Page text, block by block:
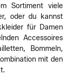
Sortiment viele
oder du kannst
für Damen
Accessoires
Bommeln,
mit den